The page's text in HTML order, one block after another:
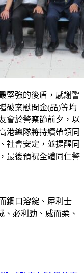
堅強的後盾，感謝警
破案慰問金(品)等均
會於警察節前夕，以
港總隊將持續帶領同
社會安定，並提醒同
最後預祝全體同仁警
鋼口溶錠、犀利士
、必利勁、威而柔、